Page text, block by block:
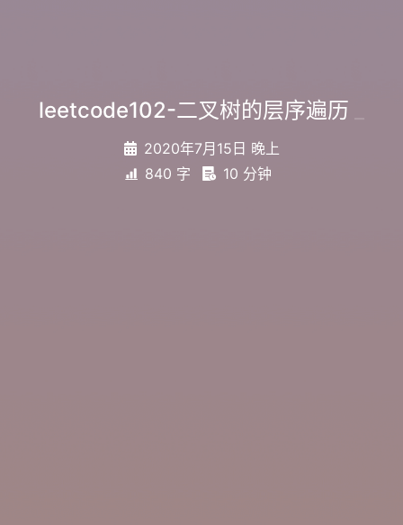
leetcode102-二叉树的层序遍历
2020年7月15日 晚上
840 字
10 分钟